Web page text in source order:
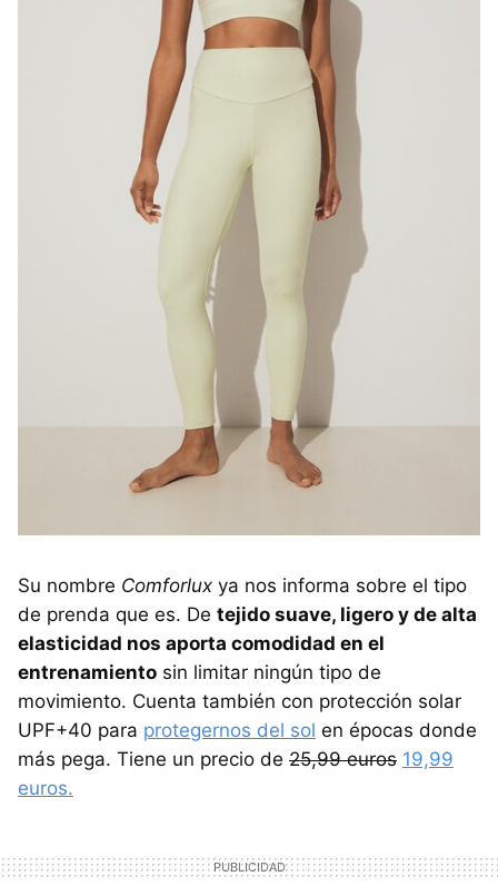
Su nombre Comforlux ya nos informa sobre el tipo
de prenda que es. De tejido suave, ligero y de alta
elasticidad nos aporta comodidad en el
entrenamiento sin limitar ningún tipo de
movimiento. Cuenta también con protección solar
UPF+40 para protegernos del sol en épocas donde
más pega. Tiene un precio de 25,99 euros 19,99
euros.